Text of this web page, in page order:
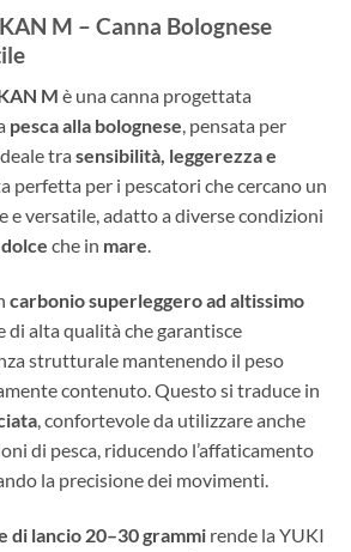
M – Canna Bolognese
M è una canna progettata
pesca alla bolognese, pensata per
tra sensibilità, leggerezza e
perfetta per i pescatori che cercano un
e versatile, adatto a diverse condizioni
che in mare.
carbonio superleggero ad altissimo
di alta qualità che garantisce
strutturale mantenendo il peso
contenuto. Questo si traduce in
, confortevole da utilizzare anche
di pesca, riducendo l’affaticamento
la precisione dei movimenti.
di lancio 20–30 grammi rende la YUKI